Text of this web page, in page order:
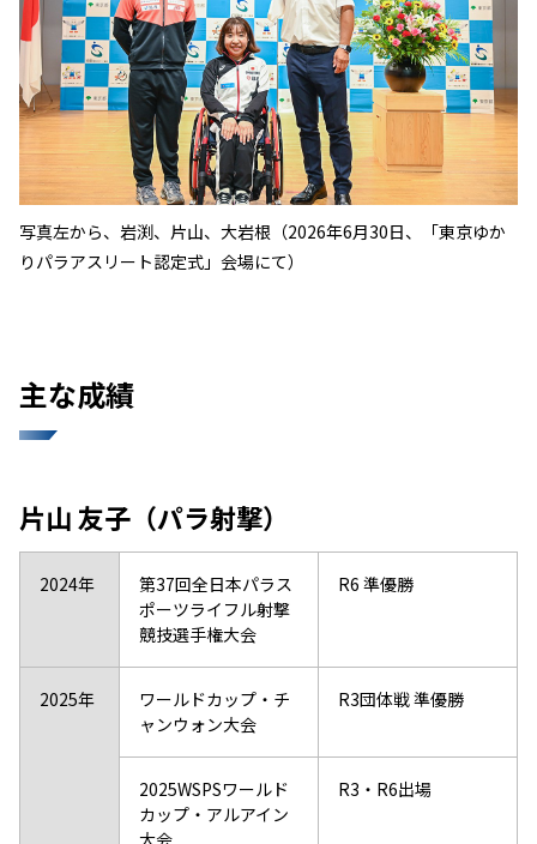
写真左から、岩渕、片山、大岩根（2026年6月30日、「東京ゆか
りパラアスリート認定式」会場にて）
主な成績
片山 友子（パラ射撃）
2024年
第37回全日本パラス
ポーツライフル射撃
競技選手権大会
R6 準優勝
2025年
ワールドカップ・チ
ャンウォン大会
R3団体戦 準優勝
2025WSPSワールド
カップ・アルアイン
大会
R3・R6出場